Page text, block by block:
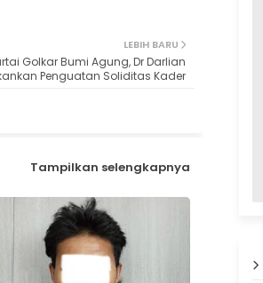
LEBIH BARU
Golkar Bumi Agung, Dr Darlian
Penguatan Soliditas Kader
Tampilkan selengkapnya